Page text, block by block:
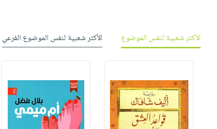
الأكثر شعبية لنفس الموضوع الأكثر شعبية لنفس الموضوع الفرعي